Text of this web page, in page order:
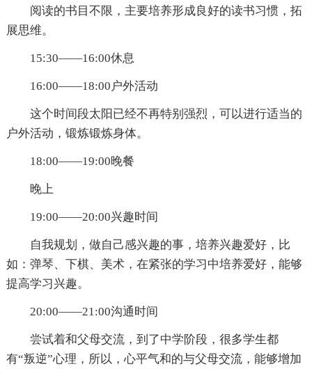
阅读的书目不限，主要培养形成良好的读书习惯，拓
展思维。
15:30——16:00休息
16:00——18:00户外活动
这个时间段太阳已经不再特别强烈，可以进行适当的
户外活动，锻炼锻炼身体。
18:00——19:00晚餐
晚上
19:00——20:00兴趣时间
自我规划，做自己感兴趣的事，培养兴趣爱好，比
如：弹琴、下棋、美术，在紧张的学习中培养爱好，能够
提高学习兴趣。
20:00——21:00沟通时间
尝试着和父母交流，到了中学阶段，很多学生都
有“叛逆”心理，所以，心平气和的与父母交流，能够增加